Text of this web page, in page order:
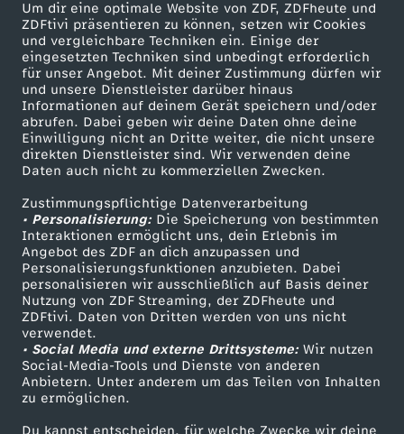
Um dir eine optimale Website von ZDF, ZDFheute und
ZDFtivi präsentieren zu können, setzen wir Cookies
und vergleichbare Techniken ein. Einige der
eingesetzten Techniken sind unbedingt erforderlich
für unser Angebot. Mit deiner Zustimmung dürfen wir
und unsere Dienstleister darüber hinaus
Informationen auf deinem Gerät speichern und/oder
abrufen. Dabei geben wir deine Daten ohne deine
Einwilligung nicht an Dritte weiter, die nicht unsere
direkten Dienstleister sind. Wir verwenden deine
Daten auch nicht zu kommerziellen Zwecken.
Zustimmungspflichtige Datenverarbeitung
• Personalisierung:Die Speicherung von bestimmten
Interaktionen ermöglicht uns, dein Erlebnis im
Angebot des ZDF an dich anzupassen und
Personalisierungsfunktionen anzubieten. Dabei
personalisieren wir ausschließlich auf Basis deiner
Nutzung von ZDF Streaming, der ZDFheute und
ZDFtivi. Daten von Dritten werden von uns nicht
verwendet.
• Social Media und externe Drittsysteme:Wir nutzen
Social-Media-Tools und Dienste von anderen
Anbietern. Unter anderem um das Teilen von Inhalten
zu ermöglichen.
Du kannst entscheiden, für welche Zwecke wir deine
e
r
n
e
,
N
a
c
h
t
Mehr ZDF
ZDF-Apps
Smart TV
ZDFtext
Livestreams
Sendungen A-Z
TV-Programm
Service
ZDFmitreden
Kontakt zum ZDF
Tickets
Zuschauerservice
Hilfe
ZDF Unternehmen
Karriere